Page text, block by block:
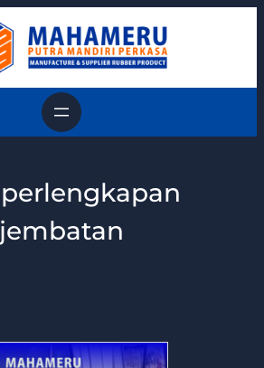
perlengkapan
jembatan